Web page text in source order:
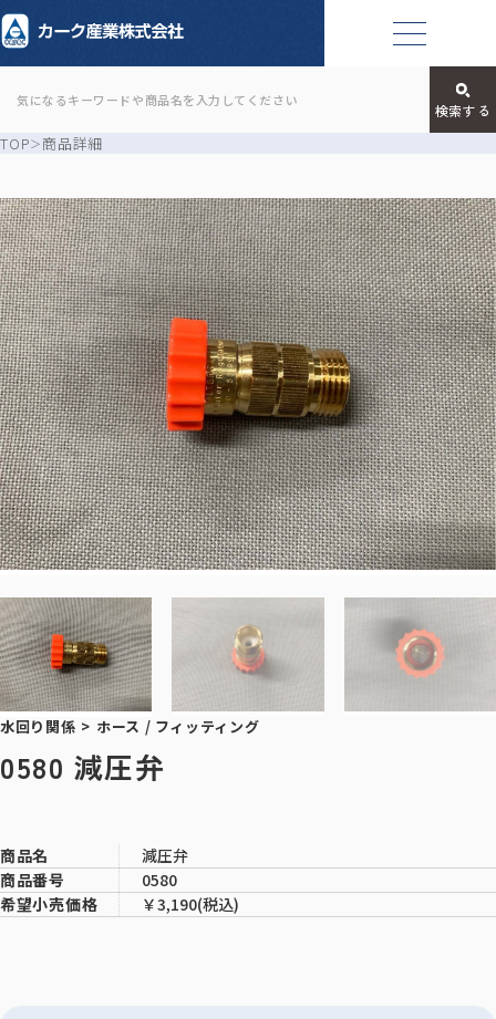
TOP 商品詳細
水回り関係 > ホース / フィッティング
0580 減圧弁
商品名
減圧弁
商品番号
0580
希望小売価格
￥3,190(税込)